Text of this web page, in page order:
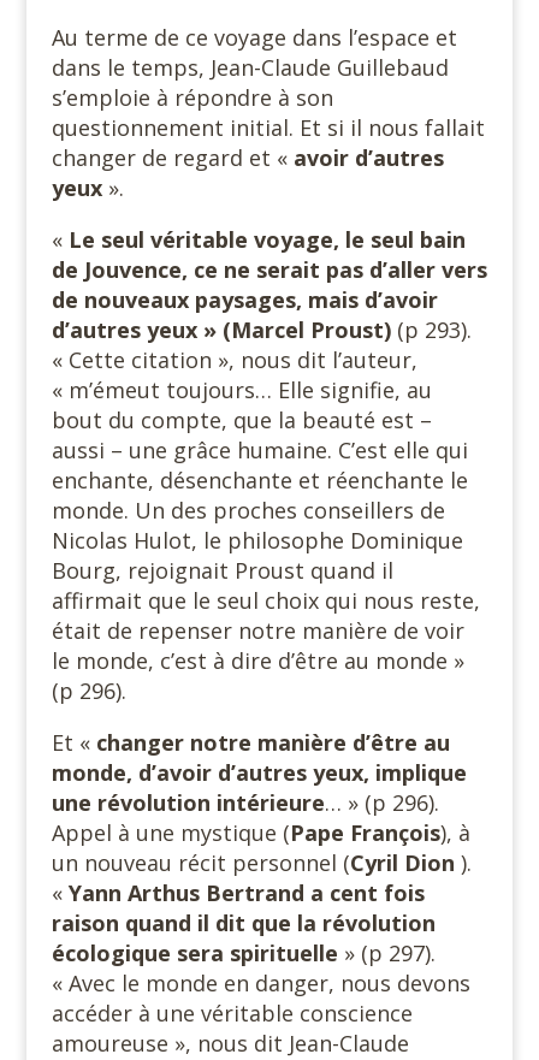
Au terme de ce voyage dans l’espace et
dans le temps, Jean-Claude Guillebaud
s’emploie à répondre à son
questionnement initial. Et si il nous fallait
changer de regard et « avoir d’autres
yeux ».
« Le seul véritable voyage, le seul bain
de Jouvence, ce ne serait pas d’aller vers
de nouveaux paysages, mais d’avoir
d’autres yeux » (Marcel Proust)(p 293).
« Cette citation », nous dit l’auteur,
« m’émeut toujours… Elle signifie, au
bout du compte, que la beauté est –
aussi – une grâce humaine. C’est elle qui
enchante, désenchante et réenchante le
monde. Un des proches conseillers de
Nicolas Hulot, le philosophe Dominique
Bourg, rejoignait Proust quand il
affirmait que le seul choix qui nous reste,
était de repenser notre manière de voir
le monde, c’est à dire d’être au monde »
(p 296).
Et « changer notre manière d’être au
monde, d’avoir d’autres yeux, implique
une révolution intérieure… » (p 296).
Appel à une mystique (Pape François), à
un nouveau récit personnel (Cyril Dion ).
« Yann Arthus Bertrand a cent fois
raison quand il dit que la révolution
écologique sera spirituelle » (p 297).
« Avec le monde en danger, nous devons
accéder à une véritable conscience
amoureuse », nous dit Jean-Claude